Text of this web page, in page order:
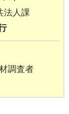
法人課
調査者